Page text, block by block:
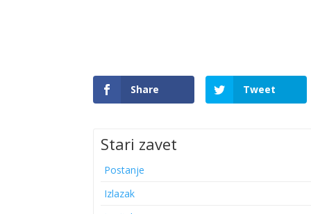
Share Tweet
Stari zavet
Postanje
Izlazak